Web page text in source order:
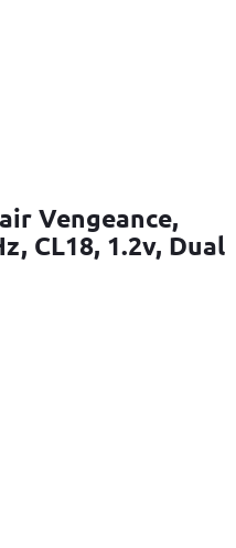
Vengeance,
CL18, 1.2v, Dual